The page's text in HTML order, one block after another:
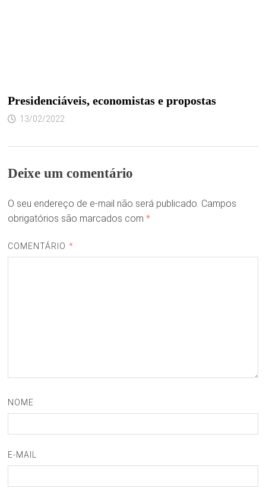
Presidenciáveis, economistas e propostas
13/02/2022
Deixe um comentário
O seu endereço de e-mail não será publicado. Campos
obrigatórios são marcados com *
COMENTÁRIO *
NOME
E-MAIL